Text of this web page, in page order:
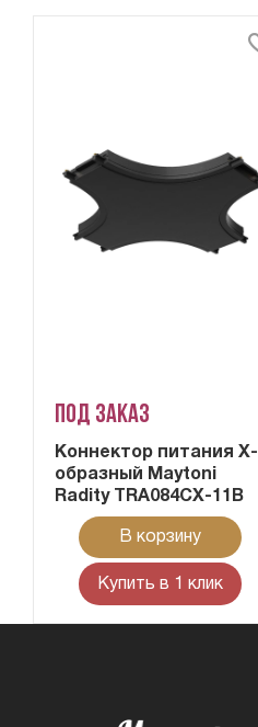
Под заказ
Коннектор питания X-
образный Maytoni
Radity TRA084CX-11B
В корзину
Купить в 1 клик